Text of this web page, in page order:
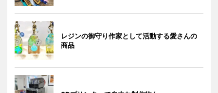
レジンの御守り作家として活動する愛さんの
商品